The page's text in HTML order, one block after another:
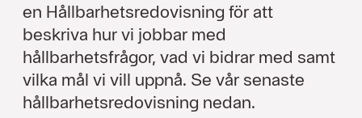
en Hållbarhetsredovisning för att
beskriva hur vi jobbar med
hållbarhetsfrågor, vad vi bidrar med samt
vilka mål vi vill uppnå. Se vår senaste
hållbarhetsredovisning nedan.